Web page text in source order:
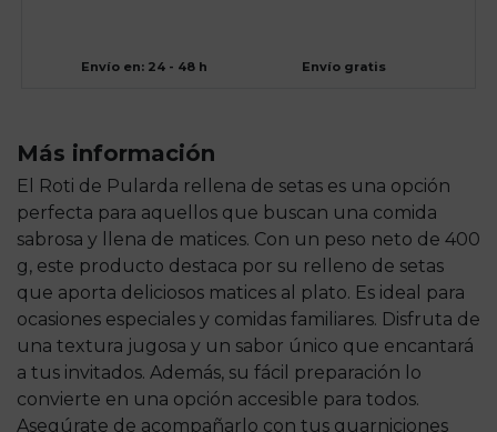
Envío en: 24 - 48 h Envío gratis
Más información
El Roti de Pularda rellena de setas es una opción
perfecta para aquellos que buscan una comida
sabrosa y llena de matices. Con un peso neto de 400
g, este producto destaca por su relleno de setas
que aporta deliciosos matices al plato. Es ideal para
ocasiones especiales y comidas familiares. Disfruta de
una textura jugosa y un sabor único que encantará
a tus invitados. Además, su fácil preparación lo
convierte en una opción accesible para todos.
Asegúrate de acompañarlo con tus guarniciones